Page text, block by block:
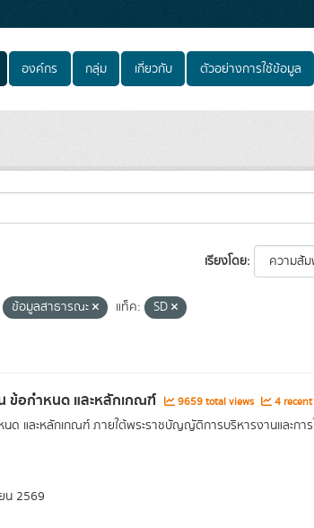
องค์กร กลุ่ม เกี่ยวกับ ตัวอย่างการใช้ข้อมูล
เรียงโดย
ข้อมูลสาธารณะ แท็ค:
SD
ข้อกำหนด และหลักเกณฑ์ 9659 total views 4 recent
และหลักเกณฑ์ ภายใต้พระราชบัญญัติการบริหารงานและกา
2569